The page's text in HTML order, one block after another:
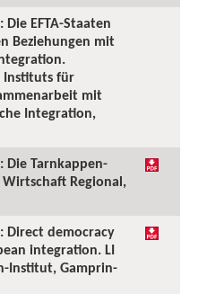
EFTA-Staaten
Beziehungen mit
Instituts für
mit
Integration,
Die Tarnkappen-
Regional,
Direct democracy
integration. LI
Institut, Gamprin-